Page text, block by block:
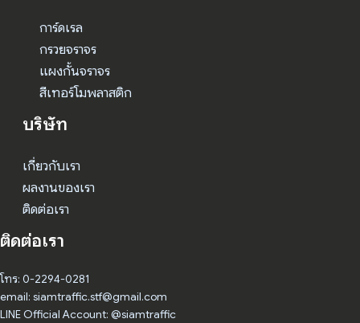
การ์ดเรล
กรวยจราจร
แผงกั้นจราจร
สีเทอร์โมพลาสติก
บริษัท
เกี่ยวกับเรา
ผลงานของเรา
ติดต่อเรา
ติดต่อเรา
โทร: 0-2294-0281
email: siamtraffic.stf@gmail.com
LINE Official Account: @siamtraffic